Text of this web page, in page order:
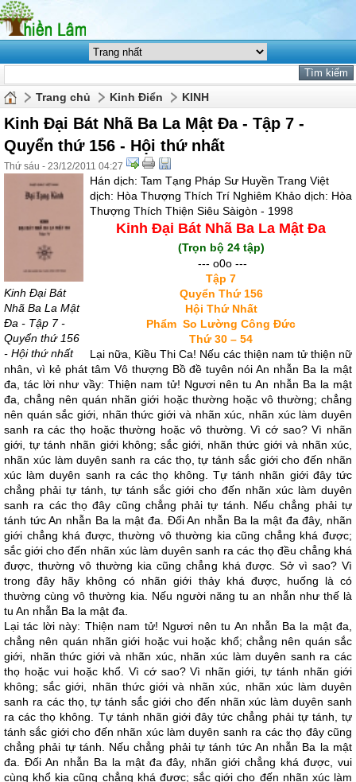
Trang chủ Kinh Điển KINH
Kinh Đại Bát Nhã Ba La Mật Đa - Tập 7 -
Quyển thứ 156 - Hội thứ nhất
Thứ sáu - 23/12/2011 04:27
Kinh Đại Bát
Nhã Ba La Mật
Đa - Tập 7 -
Quyển thứ 156
- Hội thứ nhất
Hán dịch: Tam Tạng Pháp Sư Huyền Trang Việt
dịch: Hòa Thượng Thích Trí Nghiêm Khảo dịch: Hòa
Thượng Thích Thiện Siêu Sàigòn - 1998
Kinh Đại Bát Nhã Ba La Mật Đa
(Trọn bộ 24 tập)
--- o0o ---
Tập 7
Quyển Thứ 156
Hội Thứ Nhất
Phẩm So Lường Công Đức
Thứ 30 – 54
Lại nữa, Kiều Thi Ca! Nếu các thiện nam tử thiện nữ
nhân, vì kẻ phát tâm Vô thượng Bồ đề tuyên nói An nhẫn Ba la mật
đa, tác lời như vầy: Thiện nam tử! Ngươi nên tu An nhẫn Ba la mật
đa, chẳng nên quán nhãn giới hoặc thường hoặc vô thường; chẳng
nên quán sắc giới, nhãn thức giới và nhãn xúc, nhãn xúc làm duyên
sanh ra các thọ hoặc thường hoặc vô thường. Vì cớ sao? Vì nhãn
giới, tự tánh nhãn giới không; sắc giới, nhãn thức giới và nhãn xúc,
nhãn xúc làm duyên sanh ra các thọ, tự tánh sắc giới cho đến nhãn
xúc làm duyên sanh ra các thọ không. Tự tánh nhãn giới đây tức
chẳng phải tự tánh, tự tánh sắc giới cho đến nhãn xúc làm duyên
sanh ra các thọ đây cũng chẳng phải tự tánh. Nếu chẳng phải tự
tánh tức An nhẫn Ba la mật đa. Đối An nhẫn Ba la mật đa đây, nhãn
giới chẳng khá được, thường vô thường kia cũng chẳng khá được;
sắc giới cho đến nhãn xúc làm duyên sanh ra các thọ đều chẳng khá
được, thường vô thường kia cũng chẳng khá được. Sở vì sao? Vì
trong đây hãy không có nhãn giới thảy khá được, huống là có
thường cùng vô thường kia. Nếu người năng tu an nhẫn như thế là
tu An nhẫn Ba la mật đa.
Lại tác lời này: Thiện nam tử! Ngươi nên tu An nhẫn Ba la mật đa,
chẳng nên quán nhãn giới hoặc vui hoặc khổ; chẳng nên quán sắc
giới, nhãn thức giới và nhãn xúc, nhãn xúc làm duyên sanh ra các
thọ hoặc vui hoặc khổ. Vì cớ sao? Vì nhãn giới, tự tánh nhãn giới
không; sắc giới, nhãn thức giới và nhãn xúc, nhãn xúc làm duyên
sanh ra các thọ, tự tánh sắc giới cho đến nhãn xúc làm duyên sanh
ra các thọ không. Tự tánh nhãn giới đây tức chẳng phải tự tánh, tự
tánh sắc giới cho đến nhãn xúc làm duyên sanh ra các thọ đây cũng
chẳng phải tự tánh. Nếu chẳng phải tự tánh tức An nhẫn Ba la mật
đa. Đối An nhẫn Ba la mật đa đây, nhãn giới chẳng khá được, vui
cùng khổ kia cũng chẳng khá được; sắc giới cho đến nhãn xúc làm